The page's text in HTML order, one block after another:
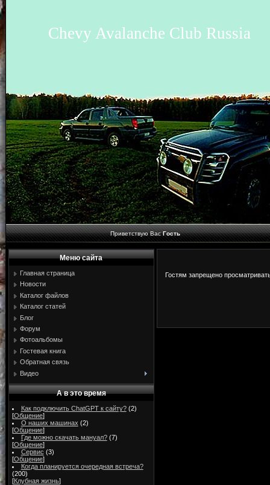
Chevy Avalanche Club Russia
Приветствую Вас Гость
Меню сайта
Главная страница
Новости
Каталог файлов
Каталог статей
Блог
Форум
Фотоальбомы
Гостевая книга
Обратная связь
Видео
А в это время
Как подключить ChatGPT к сайту? (2)
[Общение]
О наших машинах (2)
[Общение]
Где можно скачать мануал? (7)
[Общение]
Сервис (3)
[Общение]
Когда планируется очередная встреча?
(200)
[Клубная жизнь]
Гостям запрещено